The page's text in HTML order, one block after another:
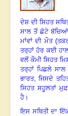
ਦੇਸ਼ ਦੀ ਸਿਹਤ
ਸਾਲ ਤੋਂ ਛੋਟੇ ਬੱਚਿਆਂ
ਮਾਂਵਾਂ ਦੀ ਮੌਤ
ਤਰ੍ਹਾਂ ਹੋਰ ਕਈ
ਵਲੋਂ ਕੌਮੀ ਸਿਹਤ
ਤਰ੍ਹਾਂ ਪਿਛਲੇ
ਭਾਰਤ, ਜਿਸਦੇ
ਸਿਹਤ ਸਹੂਲਤਾਂ
ਹੈ ।
ਇਸ ਸਥਿਤੀ ਦਾ